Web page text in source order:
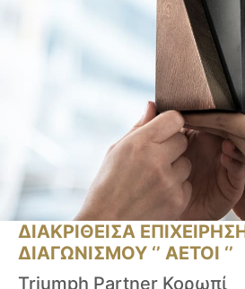
ΔΙΑΚΡΙΘΕΙΣΑ
ΔΙΑΓΩΝΙΣΜΟΥ ‘’ ΑΕΤΟΙ ‘’
Triumph Partner Κορωπί